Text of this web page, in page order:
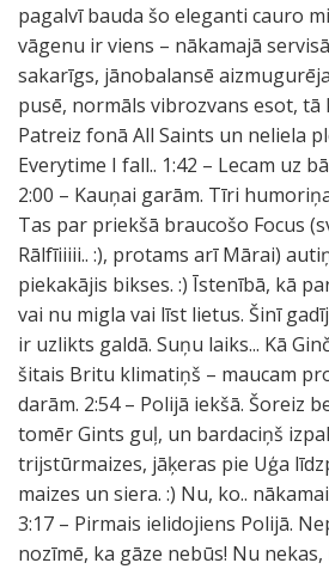
pagalvī bauda šo eleganti cauro
vāgenu ir viens – nākamajā
sakarīgs, jānobalansē
pusē, normāls vibrozvans esot, tā
Patreiz fonā All Saints un neliela
Everytime I fall.. 1:42 – Lecam uz
2:00 – Kauņai garām. Tīri
Tas par priekšā braucošo Focus
Rālfīiiiii.. :), protams arī Mārai)
piekakājis bikses. :) Īstenībā, kā
vai nu migla vai līst lietus. Šinī
ir uzlikts galdā. Suņu laiks... Kā
šitais Britu klimatiņš – maucam
darām. 2:54 – Polijā iekšā. Šoreiz
tomēr Gints guļ, un bardaciņš
trijstūrmaizes, jāķeras pie Uģa
maizes un siera. :) Nu, ko..
3:17 – Pirmais ielidojiens Polijā.
nozīmē, ka gāze nebūs! Nu